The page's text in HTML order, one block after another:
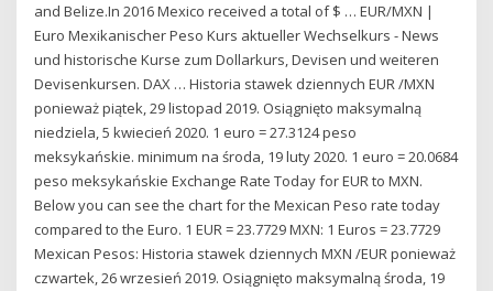
and Belize.In 2016 Mexico received a total of $ … EUR/MXN |
Euro Mexikanischer Peso Kurs aktueller Wechselkurs - News
und historische Kurse zum Dollarkurs, Devisen und weiteren
Devisenkursen. DAX … Historia stawek dziennych EUR /MXN
ponieważ piątek, 29 listopad 2019. Osiągnięto maksymalną
niedziela, 5 kwiecień 2020. 1 euro = 27.3124 peso
meksykańskie. minimum na środa, 19 luty 2020. 1 euro = 20.0684
peso meksykańskie Exchange Rate Today for EUR to MXN.
Below you can see the chart for the Mexican Peso rate today
compared to the Euro. 1 EUR = 23.7729 MXN: 1 Euros = 23.7729
Mexican Pesos: Historia stawek dziennych MXN /EUR ponieważ
czwartek, 26 wrzesień 2019. Osiągnięto maksymalną środa, 19